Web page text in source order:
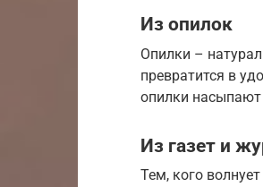
Из опилок
Опилки –
превратится в
опилки насыпают
Из газет и
Тем, кого